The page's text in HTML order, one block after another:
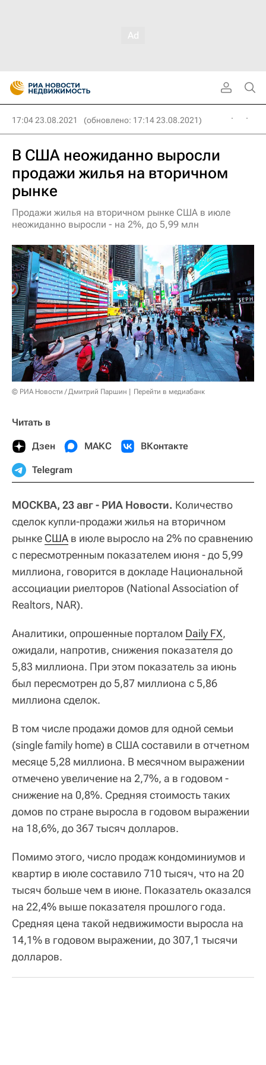
17:04 23.08.2021 (обновлено: 17:14 23.08.2021)
В США неожиданно выросли
продажи жилья на вторичном
рынке
Продажи жилья на вторичном рынке США в июле
неожиданно выросли - на 2%, до 5,99 млн
© РИА Новости / Дмитрий Паршин Перейти в медиабанк
Читать в
Дзен МАКС ВКонтакте
Telegram
МОСКВА, 23 авг - РИА Новости. Количество
сделок купли-продажи жилья на вторичном
рынке США в июле выросло на 2% по сравнению
с пересмотренным показателем июня - до 5,99
миллиона, говорится в докладе Национальной
ассоциации риелторов (National Association of
Realtors, NAR).
Аналитики, опрошенные порталом Daily FX,
ожидали, напротив, снижения показателя до
5,83 миллиона. При этом показатель за июнь
был пересмотрен до 5,87 миллиона с 5,86
миллиона сделок.
В том числе продажи домов для одной семьи
(single family home) в США составили в отчетном
месяце 5,28 миллиона. В месячном выражении
отмечено увеличение на 2,7%, а в годовом -
снижение на 0,8%. Средняя стоимость таких
домов по стране выросла в годовом выражении
на 18,6%, до 367 тысяч долларов.
Помимо этого, число продаж кондоминиумов и
квартир в июле составило 710 тысяч, что на 20
тысяч больше чем в июне. Показатель оказался
на 22,4% выше показателя прошлого года.
Средняя цена такой недвижимости выросла на
14,1% в годовом выражении, до 307,1 тысячи
долларов.